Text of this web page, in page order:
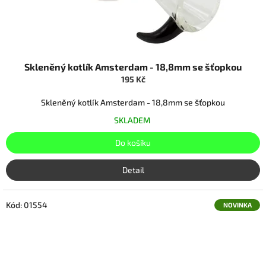
Skleněný kotlík Amsterdam - 18,8mm se šťopkou
195 Kč
Skleněný kotlík Amsterdam - 18,8mm se šťopkou
SKLADEM
Do košíku
Detail
NOVINKA
Kód:01554